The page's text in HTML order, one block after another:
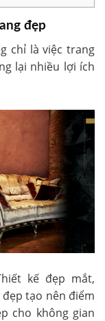
đẹp
chỉ là việc trang
lại nhiều lợi ích
kế đẹp mắt,
tạo nên điểm
cho không gian